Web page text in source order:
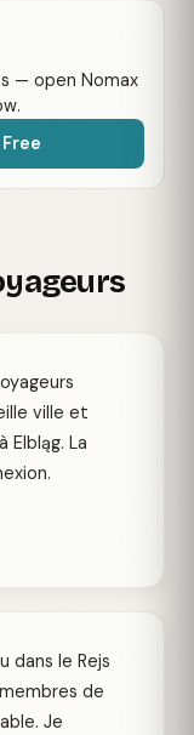
— open Nomax
ville et
La
dans le Rejs
de
Je